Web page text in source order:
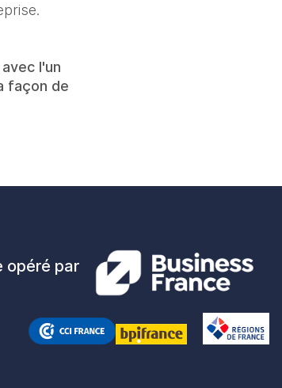
l'un
façon de
opéré par